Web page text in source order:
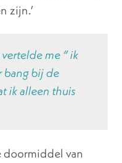
zijn.’
me “ ik
bang bij de
ik alleen thuis
doormiddel van